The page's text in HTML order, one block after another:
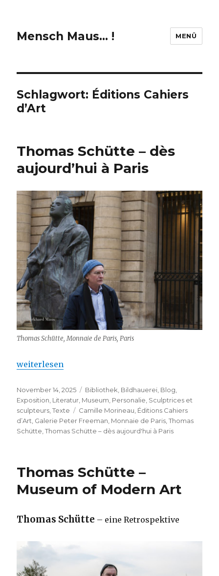
Mensch Maus… ! MENÜ
Schlagwort: Éditions Cahiers
d’Art
Thomas Schütte – dès
aujourd’hui à Paris
Thomas Schütte, Monnaie de Paris, Paris
„Thomas Schütte – dès aujourd’hui à Paris“
weiterlesen
Veröffentlicht
am
November 14, 2025 Kategorien
Bibliothek, Bildhauerei, Blog,
Exposition, Literatur, Museum, Personalie, Sculptrices et
sculpteurs,Texte Schlagwörter
Camille Morineau, Éditions Cahiers
d’Art, Galerie Peter Freeman, Monnaie de Paris,Thomas
Schütte,Thomas Schütte – dès aujourd'hui à Paris
Thomas Schütte –
Museum of Modern Art
Thomas Schütte – eine Retrospektive